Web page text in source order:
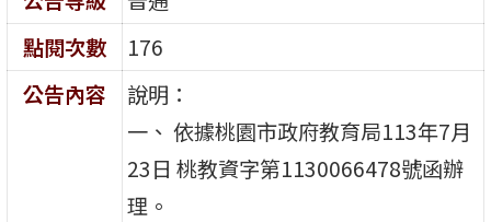
點閱次數
176
公告內容
說明：
一、 依據桃園市政府教育局113年7月
23日 桃教資字第1130066478號函辦
理。